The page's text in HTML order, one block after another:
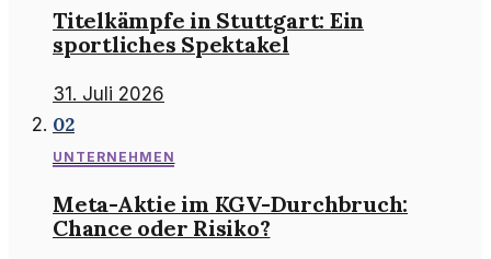
Titelkämpfe in Stuttgart: Ein
sportliches Spektakel
31. Juli 2026
02
UNTERNEHMEN
Meta-Aktie im KGV-Durchbruch:
Chance oder Risiko?